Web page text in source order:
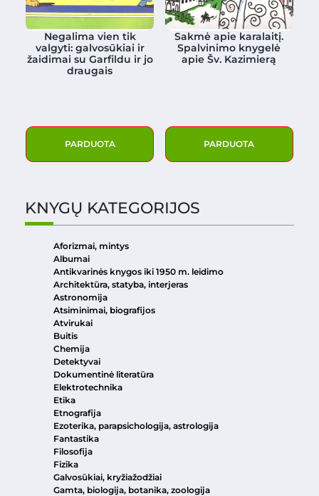
Negalima vien tik
valgyti: galvosūkiai ir
žaidimai su Garfildu ir jo
draugais
PARDUOTA
Sakmė apie karalaitį.
Spalvinimo knygelė
apie Šv. Kazimierą
PARDUOTA
KNYGŲ KATEGORIJOS
Aforizmai, mintys
Albumai
Antikvarinės knygos iki 1950 m. leidimo
Architektūra, statyba, interjeras
Astronomija
Atsiminimai, biografijos
Atvirukai
Buitis
Chemija
Detektyvai
Dokumentinė literatūra
Elektrotechnika
Etika
Etnografija
Ezoterika, parapsichologija, astrologija
Fantastika
Filosofija
Fizika
Galvosūkiai, kryžiažodžiai
Gamta, biologija, botanika, zoologija